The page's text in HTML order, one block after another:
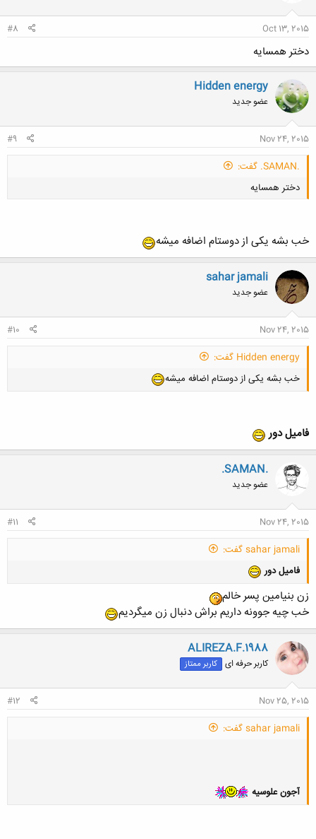
Oct 13, 2015
#8
دختر همسایه
Hidden energy
عضو جدید
Nov 24, 2015
#9
.SAMAN. گفت:
دختر همسایه
خب بشه یکی از دوستام اضافه میشه
sahar jamali
عضو جدید
Nov 24, 2015
#10
Hidden energy گفت:
خب بشه یکی از دوستام اضافه میشه
فامیل دور
.SAMAN.
عضو جدید
Nov 24, 2015
#11
sahar jamali گفت:
فامیل دور
زن بنیامین پسر خالم
خب چیه جوونه داریم براش دنبال زن میگردیم
ALIREZA.F.1988
کاربر حرفه ای کاربر ممتاز
Nov 25, 2015
#12
sahar jamali گفت:
آجون علوسیه